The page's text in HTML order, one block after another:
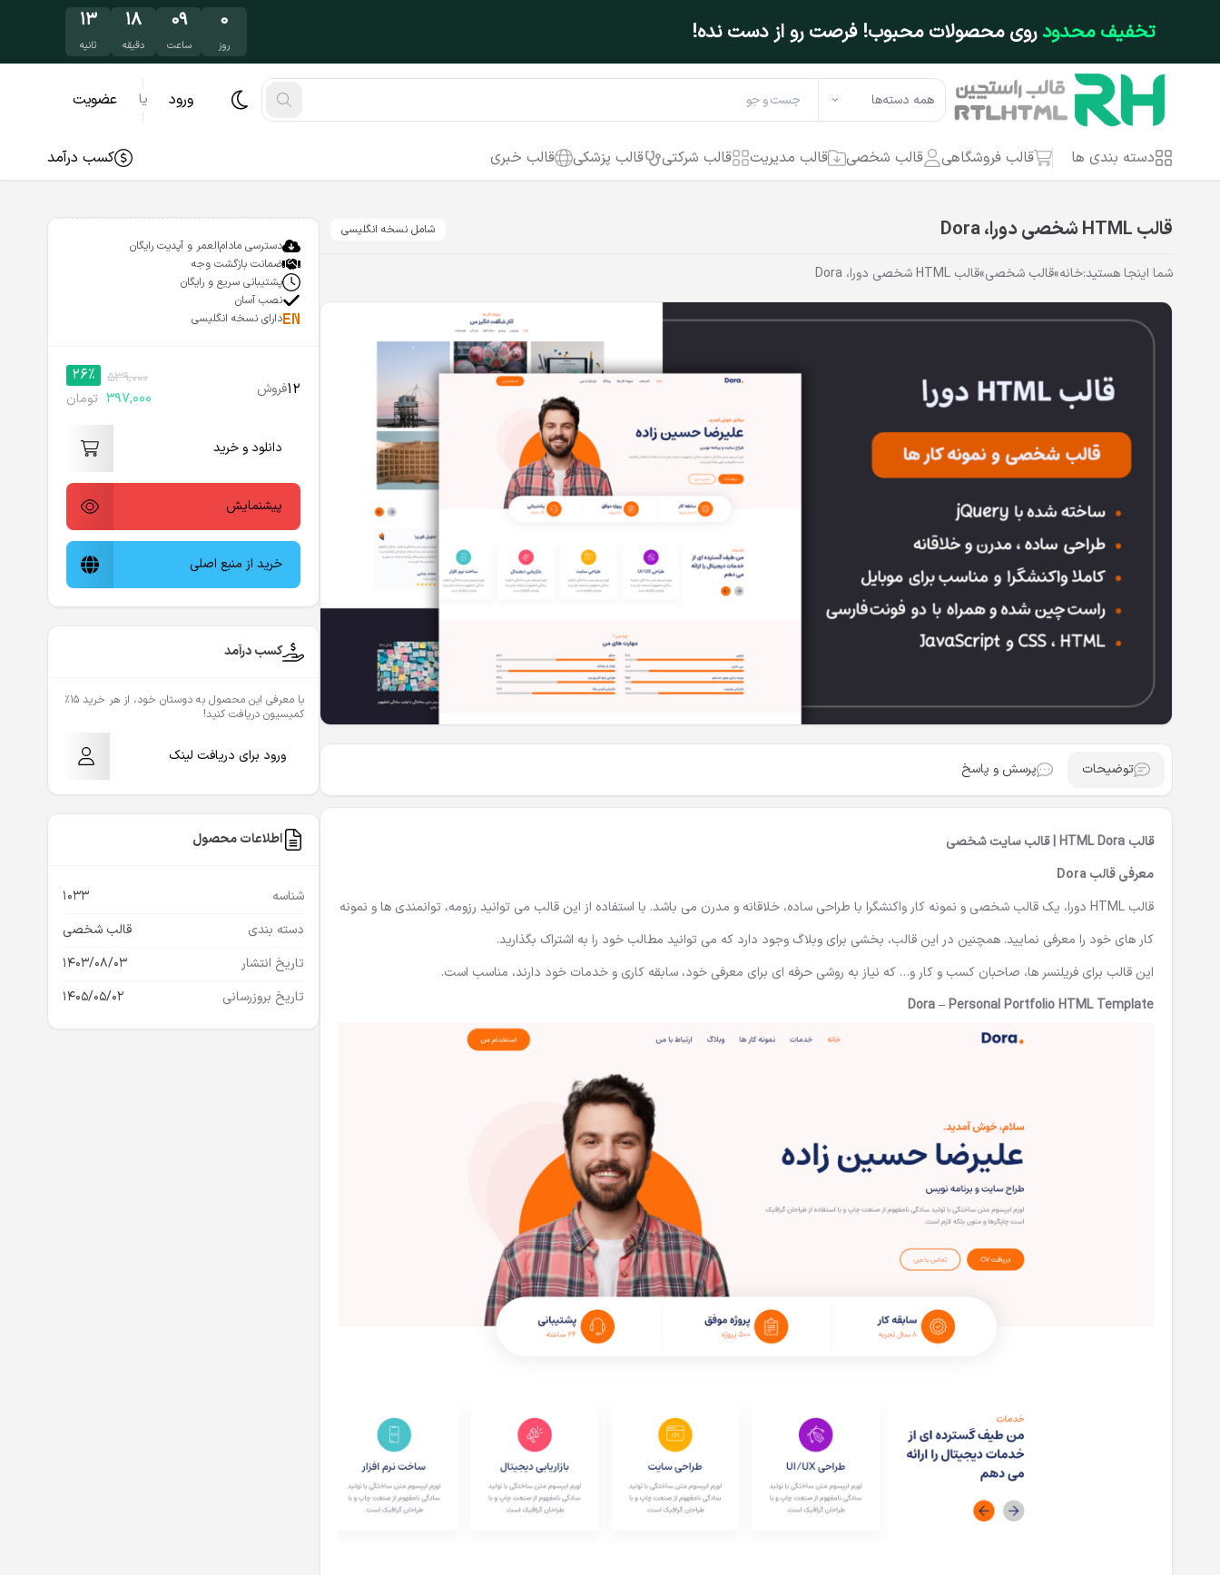
تخفیف محدودروی محصولات محبوب! فرصت رو از دست نده! ۰
روز
۰۹
ساعت
۱۸
دقیقه
۱۲
ثانیه
همه دسته‌ها ورود عضویت یا
دسته بندی ها قالب فروشگاهی قالب شخصی قالب مدیریت قالب شرکتی قالب پزشکی قالب خبری کسب درآمد
قالب HTML شخصی دورا، Dora شامل نسخه انگلیسی
شما اینجا هستید:خانه»قالب شخصی»قالب HTML شخصی دورا، Dora
توضیحات پرسش و پاسخ
قالب HTML Dora | قالب سایت شخصی
معرفی قالب Dora
قالب HTML دورا، یک قالب شخصی و نمونه کار واکنشگرا با طراحی ساده، خلاقانه و مدرن می باشد. با استفاده از این قالب می توانید رزومه، توانمندی ها و نمونه
کار های خود را معرفی نمایید. همچنین در این قالب، بخشی برای وبلاگ وجود دارد که می توانید مطالب خود را به اشتراک بگذارید.
این قالب برای فریلنسر ها، صاحبان کسب و کار و… که نیاز به روشی حرفه ای برای معرفی خود، سابقه کاری و خدمات خود دارند، مناسب است.
Dora – Personal Portfolio HTML Template
دسترسی مادام‌العمر و آپدیت رایگان
ضمانت بازگشت وجه
پشتیبانی سریع و رایگان
نصب آسان
دارای نسخه انگلیسی
12فروش
539,000
26%
397,000 تومان
دانلود و خرید
پیشنمایش
خرید از منبع اصلی
کسب درآمد
با معرفی این محصول به دوستان خود، از هر خرید ۱۵٪
کمیسیون دریافت کنید!
ورود برای دریافت لینک
اطلاعات محصول
شناسه
1033
دسته بندی
قالب شخصی
تاریخ انتشار
1403/08/03
تاریخ بروزرسانی
1405/05/02